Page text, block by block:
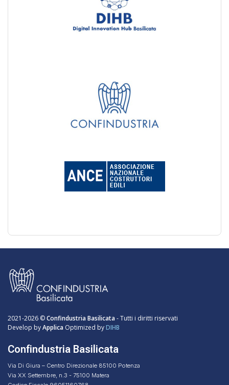
2021-2026 ©Confindustria Basilicata- Tutti i diritti riservati
Develop byApplica Optimized byDIHB
Confindustria Basilicata
Via Di Giura – Centro Direzionale 85100 Potenza
Via XX Settembre, n.3 - 75100 Matera